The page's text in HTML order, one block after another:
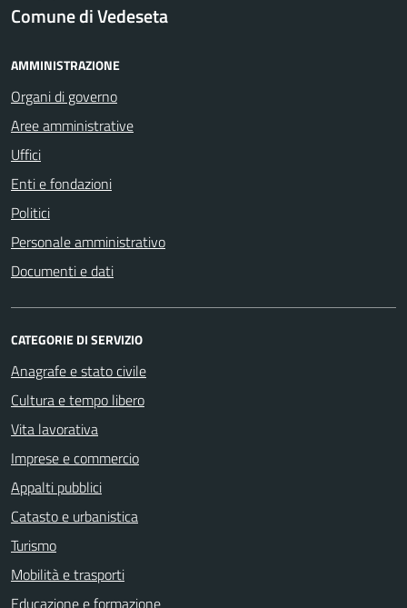
Comune di Vedeseta
AMMINISTRAZIONE
Organi di governo
Aree amministrative
Uffici
Enti e fondazioni
Politici
Personale amministrativo
Documenti e dati
CATEGORIE DI SERVIZIO
Anagrafe e stato civile
Cultura e tempo libero
Vita lavorativa
Imprese e commercio
Appalti pubblici
Catasto e urbanistica
Turismo
Mobilità e trasporti
Educazione e formazione